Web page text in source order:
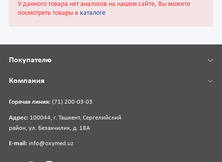
У данного товара нет аналогов на нашем сайте, Вы можете
посмотреть товары в каталоге
Горячая линия: (71) 200-03-03
Адрес: 100044, г. Ташкент, Сергелийский
район, ул. Безакчилик, д. 18А
E-mail: info@oxymed.uz
Покупателю
Компания